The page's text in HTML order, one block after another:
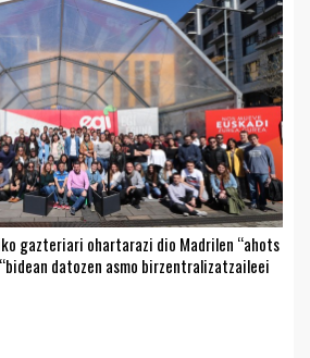
gazteriari ohartarazi dio Madrilen “ahots
datozen asmo birzentralizatzaileei